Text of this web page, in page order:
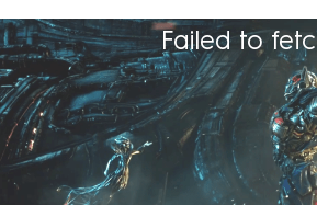
Filmy
Seriály
Hry
Cool Esport
Failed to
Bude to ještě větší než minule?